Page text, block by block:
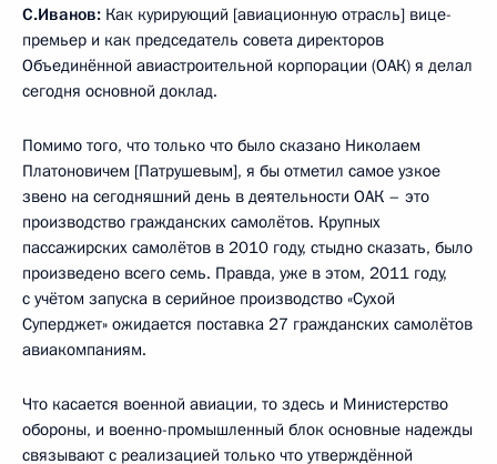
С.Иванов: Как курирующий [авиационную отрасль] вице-
премьер и как председатель совета директоров
Объединённой авиастроительной корпорации (ОАК) я делал
сегодня основной доклад.
Помимо того, что только что было сказано Николаем
Платоновичем [Патрушевым], я бы отметил самое узкое
звено на сегодняшний день в деятельности ОАК – это
производство гражданских самолётов. Крупных
пассажирских самолётов в 2010 году, стыдно сказать, было
произведено всего семь. Правда, уже в этом, 2011 году,
с учётом запуска в серийное производство «Сухой
Суперджет» ожидается поставка 27 гражданских самолётов
авиакомпаниям.
Что касается военной авиации, то здесь и Министерство
обороны, и военно-промышленный блок основные надежды
связывают с реализацией только что утверждённой